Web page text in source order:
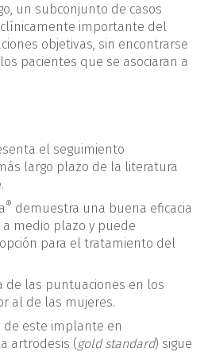
un subconjunto de casos
importante del
objetivas, sin encontrarse
pacientes que se asociaran a
el seguimiento
largo plazo de la literatura
® demuestra una buena eficacia
medio plazo y puede
para el tratamiento del
de las puntuaciones en los
al de las mujeres.
de este implante en
artrodesis (gold standard) sigue